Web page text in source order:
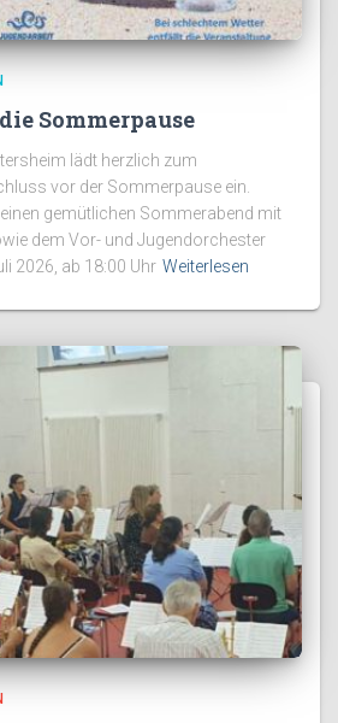
Sommerpause
lädt herzlich zum
vor der Sommerpause ein.
gemütlichen Sommerabend mit
dem Vor- und Jugendorchester
2026, ab 18:00 Uhr Weiterlesen